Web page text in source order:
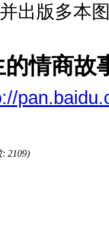
出版多本
情商故
2109)